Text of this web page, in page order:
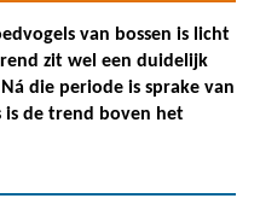
van bossen is licht
zit wel een duidelijk
die periode is sprake van
is de trend boven het